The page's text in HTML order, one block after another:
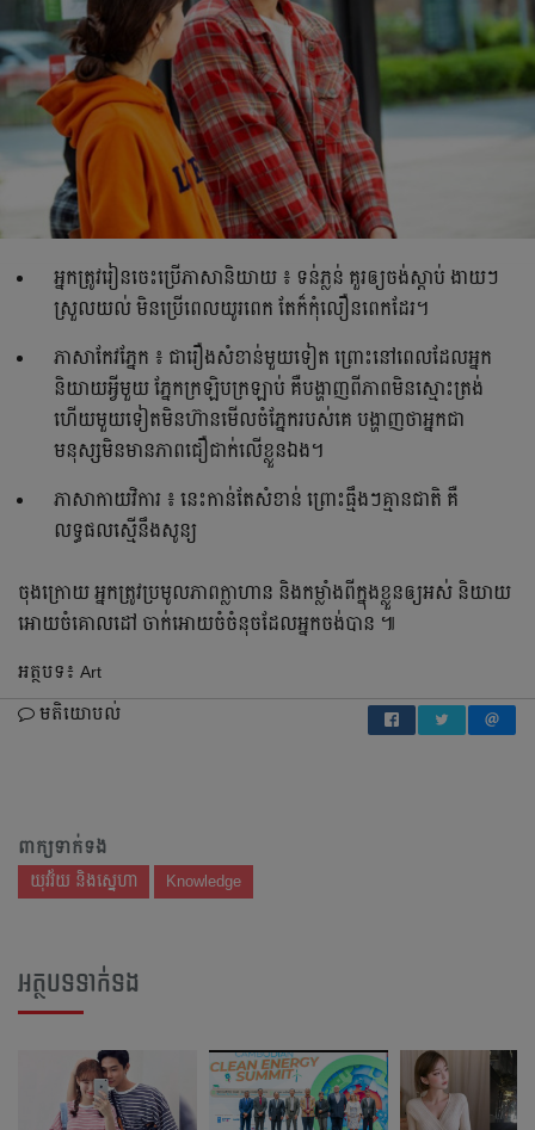
អ្នកត្រូវរៀនចេះប្រើភាសានិយាយ ៖ ទន់ភ្លន់ គួរឲ្យចង់ស្តាប់ ងាយៗ
ស្រួលយល់ មិនប្រើពេលយូរពេក តែក៏កុំលឿនពេកដែរ។
ភាសាកែវភ្នែក ៖ ជារឿងសំខាន់មួយទៀត ព្រោះនៅពេលដែលអ្នក
និយាយអ្វីមួយ ភ្នែកក្រឡិបក្រឡាប់ គឺបង្ហាញពីភាពមិនស្មោះត្រង់
ហើយមួយទៀតមិនហ៊ានមើលចំភ្នែករបស់គេ បង្ហាញថាអ្នកជា
មនុស្សមិនមានភាពជឿជាក់លើខ្លួនឯង។
ភាសាកាយវិការ ៖ នេះកាន់តែសំខាន់ ព្រោះធ្មឹងៗគ្មានជាតិ គឺ
លទ្ធផលស្មើនឹងសូន្យ
ចុងក្រោយ អ្នកត្រូវប្រមូលភាពក្លាហាន និងកម្លាំងពីក្នុងខ្លួនឲ្យអស់ និយាយ
អោយចំគោលដៅ ចាក់អោយចំចំនុចដែលអ្នកចង់បាន ៕
អត្ថបទ៖​ Art
មតិយោបល់
ពាក្យទាក់ទង
យុវវ័យ និងស្នេហា Knowledge
អត្ថបទទាក់ទង